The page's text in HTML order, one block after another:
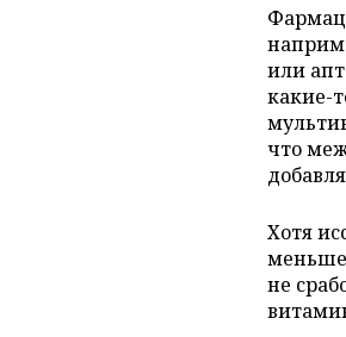
или
какие-
что
Хотя
не